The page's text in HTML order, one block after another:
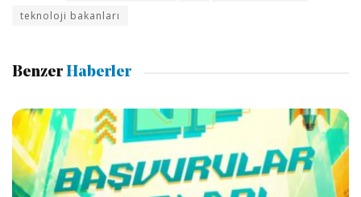
teknoloji bakanları
Benzer Haberler